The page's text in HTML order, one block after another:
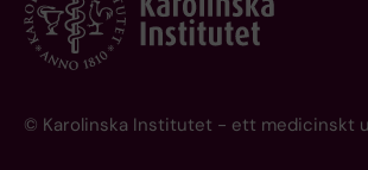
© Karolinska Institutet - ett medicinskt